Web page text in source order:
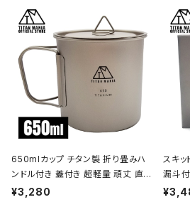
ンプ アウトドア キャンプ用品 収納袋
付き
プ
ャン
650mlカップ チタン製 折り畳みハ
ンドル付き 蓋付き 超軽量 頑丈 直火
OK シングルマグカップ クッカー ソ
¥3,280
スキ
漏斗
スキー